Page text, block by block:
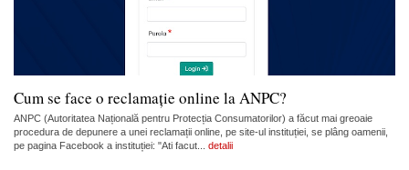
Cum se face o reclamație online la ANPC?
ANPC (Autoritatea Națională pentru Protecția Consumatorilor) a făcut mai greoaie
procedura de depunere a unei reclamații online, pe site-ul instituției, se plâng oamenii,
pe pagina Facebook a instituției: "Ati facut... detalii